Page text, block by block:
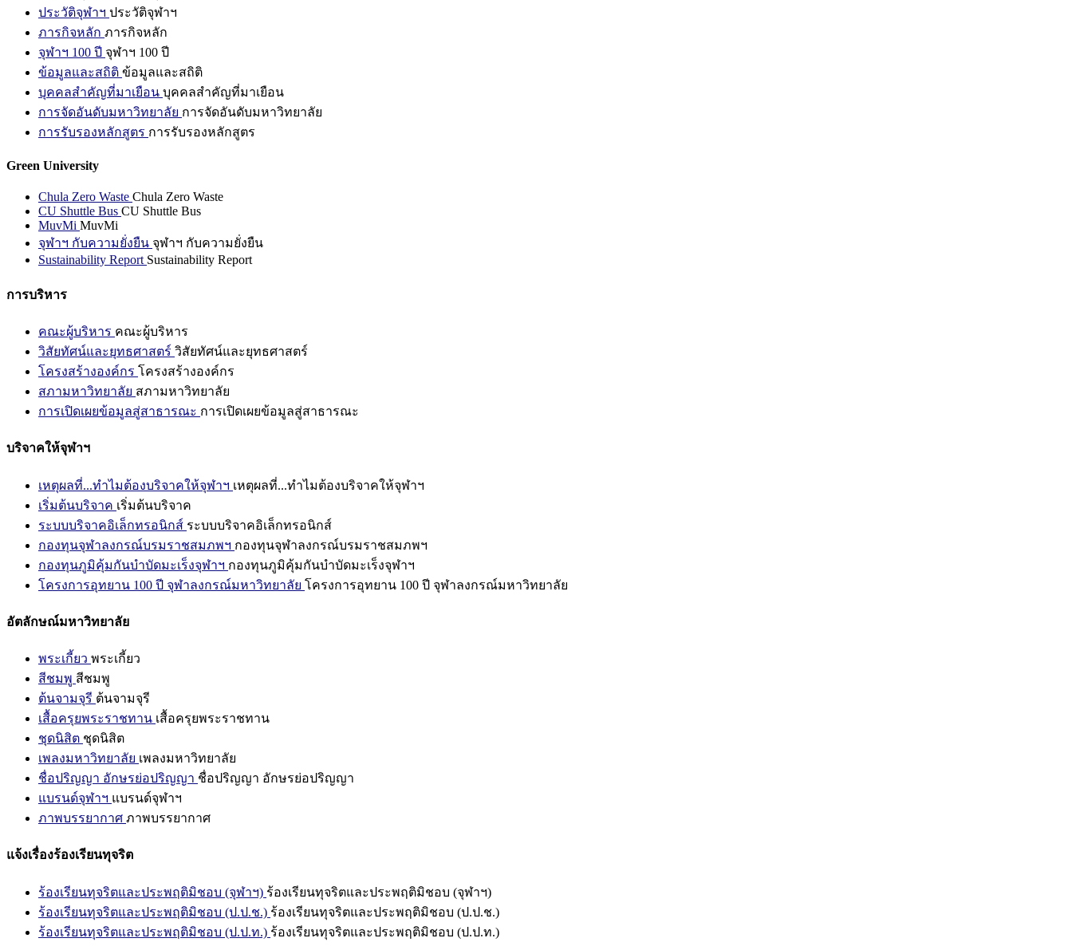
ประวัติจุฬาฯ ประวัติจุฬาฯ
ภารกิจหลัก ภารกิจหลัก
จุฬาฯ 100 ปี จุฬาฯ 100 ปี
ข้อมูลและสถิติ ข้อมูลและสถิติ
บุคคลสำคัญที่มาเยือน บุคคลสำคัญที่มาเยือน
การจัดอันดับมหาวิทยาลัย การจัดอันดับมหาวิทยาลัย
การรับรองหลักสูตร การรับรองหลักสูตร
Green University
Chula Zero Waste Chula Zero Waste
CU Shuttle Bus CU Shuttle Bus
MuvMi MuvMi
จุฬาฯ กับความยั่งยืน จุฬาฯ กับความยั่งยืน
Sustainability Report Sustainability Report
การบริหาร
คณะผู้บริหาร คณะผู้บริหาร
วิสัยทัศน์และยุทธศาสตร์ วิสัยทัศน์และยุทธศาสตร์
โครงสร้างองค์กร โครงสร้างองค์กร
สภามหาวิทยาลัย สภามหาวิทยาลัย
การเปิดเผยข้อมูลสู่สาธารณะ การเปิดเผยข้อมูลสู่สาธารณะ
บริจาคให้จุฬาฯ
เหตุผลที่...ทำไมต้องบริจาคให้จุฬาฯ เหตุผลที่...ทำไมต้องบริจาคให้จุฬาฯ
เริ่มต้นบริจาค เริ่มต้นบริจาค
ระบบบริจาคอิเล็กทรอนิกส์ ระบบบริจาคอิเล็กทรอนิกส์
กองทุนจุฬาลงกรณ์บรมราชสมภพฯ กองทุนจุฬาลงกรณ์บรมราชสมภพฯ
กองทุนภูมิคุ้มกันบำบัดมะเร็งจุฬาฯ กองทุนภูมิคุ้มกันบำบัดมะเร็งจุฬาฯ
โครงการอุทยาน 100 ปี จุฬาลงกรณ์มหาวิทยาลัย โครงการอุทยาน 100 ปี จุฬาลงกรณ์มหาวิทยาลัย
อัตลักษณ์มหาวิทยาลัย
พระเกี้ยว พระเกี้ยว
สีชมพู สีชมพู
ต้นจามจุรี ต้นจามจุรี
เสื้อครุยพระราชทาน เสื้อครุยพระราชทาน
ชุดนิสิต ชุดนิสิต
เพลงมหาวิทยาลัย เพลงมหาวิทยาลัย
ชื่อปริญญา อักษรย่อปริญญา ชื่อปริญญา อักษรย่อปริญญา
แบรนด์จุฬาฯ แบรนด์จุฬาฯ
ภาพบรรยากาศ ภาพบรรยากาศ
แจ้งเรื่องร้องเรียนทุจริต
ร้องเรียนทุจริตและประพฤติมิชอบ (จุฬาฯ) ร้องเรียนทุจริตและประพฤติมิชอบ (จุฬาฯ)
ร้องเรียนทุจริตและประพฤติมิชอบ (ป.ป.ช.) ร้องเรียนทุจริตและประพฤติมิชอบ (ป.ป.ช.)
ร้องเรียนทุจริตและประพฤติมิชอบ (ป.ป.ท.) ร้องเรียนทุจริตและประพฤติมิชอบ (ป.ป.ท.)